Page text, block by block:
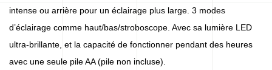
intense ou arrière pour un éclairage plus large. 3 modes
d’éclairage comme haut/bas/stroboscope. Avec sa lumière LED
ultra-brillante, et la capacité de fonctionner pendant des heures
avec une seule pile AA (pile non incluse).